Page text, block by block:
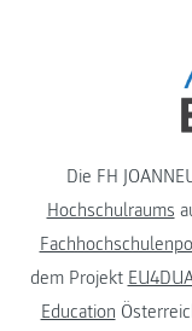
Die FH
Hochschulraums
dem Projekt
Education